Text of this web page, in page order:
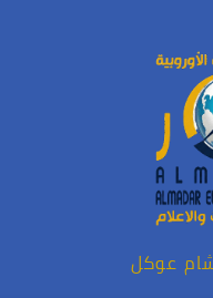
عوكل